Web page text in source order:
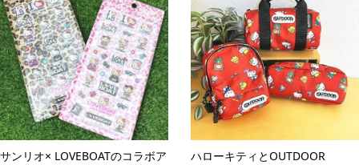
サンリオ× LOVEBOATのコラボア
ハローキティとOUTDOOR
online store company info contact us share me!